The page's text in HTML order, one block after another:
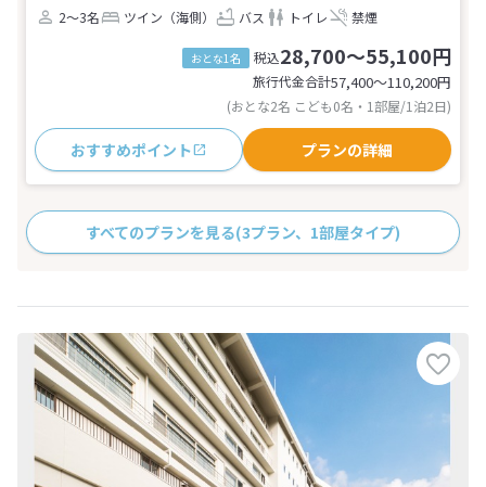
2～3名
ツイン（海側） バス トイレ 禁煙
おとな1名 税込28,700～55,100円
旅行代金合計57,400〜110,200円
(おとな2名 こども0名・1部屋/1泊2日)
おすすめポイント プランの詳細
すべてのプランを見る(3プラン、1部屋タイプ)